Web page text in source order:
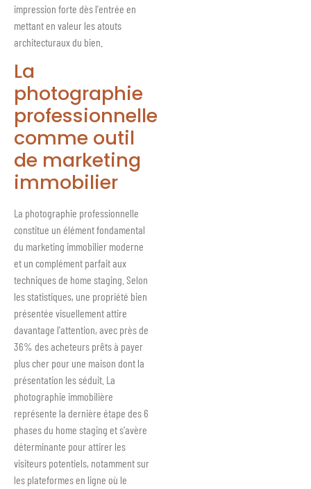
impression forte dès l'entrée en
mettant en valeur les atouts
architecturaux du bien.
La
photographie
professionnelle
comme outil
de marketing
immobilier
La photographie professionnelle
constitue un élément fondamental
du marketing immobilier moderne
et un complément parfait aux
techniques de home staging. Selon
les statistiques, une propriété bien
présentée visuellement attire
davantage l'attention, avec près de
36% des acheteurs prêts à payer
plus cher pour une maison dont la
présentation les séduit. La
photographie immobilière
représente la dernière étape des 6
phases du home staging et s'avère
déterminante pour attirer les
visiteurs potentiels, notamment sur
les plateformes en ligne où le